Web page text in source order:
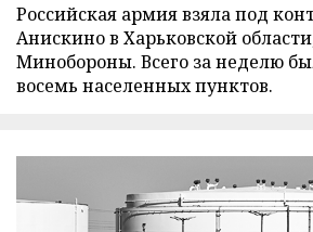
Российская армия взяла под
Анискино в Харьковской
Минобороны. Всего за неделю
восемь населенных пунктов.